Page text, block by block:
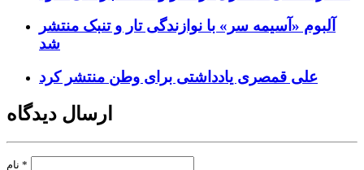
آلبوم «آسیمه سر» با نوازندگی تار و تنبک منتشر
شد
علی قمصری یادداشتی برای وطن منتشر کرد
ارسال دیدگاه
*